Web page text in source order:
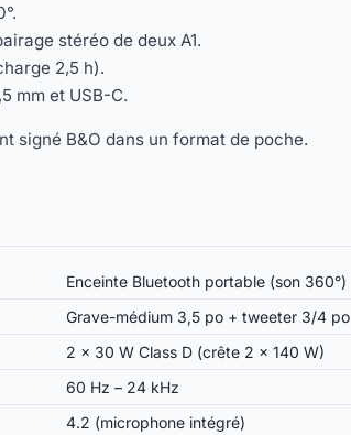
stéréo de deux A1.
2,5 h).
mm et USB-C.
signé B&O dans un format de poche.
Enceinte Bluetooth portable (son 360°)
Grave-médium 3,5 po + tweeter 3/4 po
2 × 30 W Class D (crête 2 × 140 W)
60 Hz – 24 kHz
4.2 (microphone intégré)